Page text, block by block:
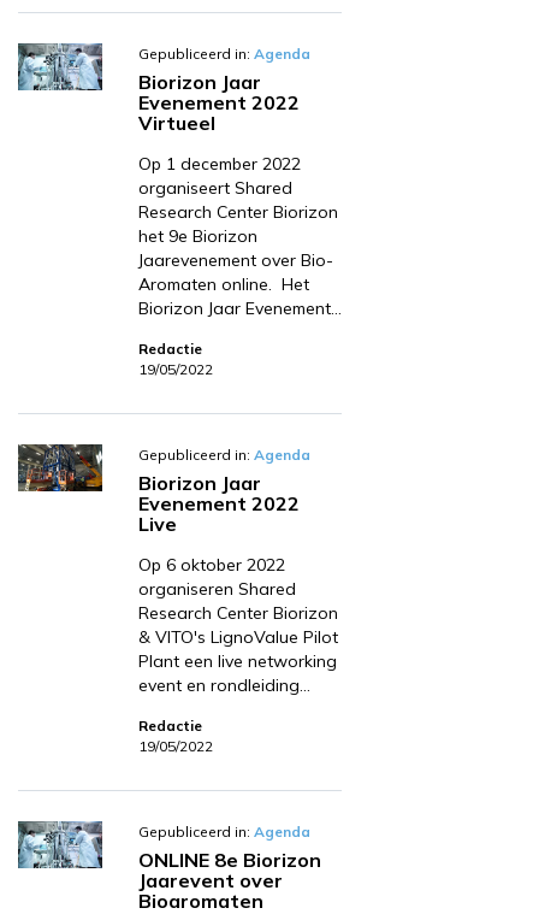
Gepubliceerd in: Agenda
Biorizon Jaar
Evenement 2022
Virtueel
Op 1 december 2022
organiseert Shared
Research Center Biorizon
het 9e Biorizon
Jaarevenement over Bio-
Aromaten online. Het
Biorizon Jaar Evenement…
Redactie
19/05/2022
Gepubliceerd in: Agenda
Biorizon Jaar
Evenement 2022
Live
Op 6 oktober 2022
organiseren Shared
Research Center Biorizon
& VITO's LignoValue Pilot
Plant een live networking
event en rondleiding…
Redactie
19/05/2022
Gepubliceerd in: Agenda
ONLINE 8e Biorizon
Jaarevent over
Bioaromaten